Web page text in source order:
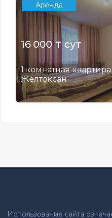
Аренда
16 000 ₸ сут
1 комнатная
Желтоксан
Использование сайта